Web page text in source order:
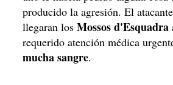
producido la agresión. El
llegaran losMossos d'Esquadra
requerido atención médica
mucha sangre.